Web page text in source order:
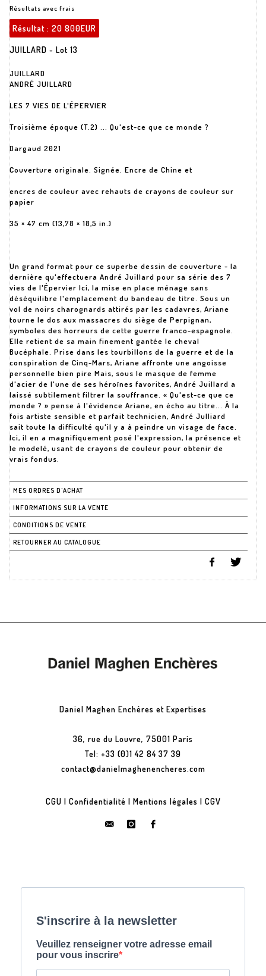
Résultats avec frais
Résultat : 20 800EUR
JUILLARD - Lot 13
JUILLARD
ANDRÉ JUILLARD
LES 7 VIES DE L'ÉPERVIER
Troisième époque (T.2) ... Qu'est-ce que ce monde ?
Dargaud 2021
Couverture originale. Signée. Encre de Chine et
encres de couleur avec rehauts de crayons de couleur sur
papier
35 × 47 cm (13,78 × 18,5 in.)
Un grand format pour ce superbe dessin de couverture - la
dernière qu'effectuera André Juillard pour sa série des 7
vies de l'Épervier Ici, la mise en place ménage sans
déséquilibre l'emplacement du bandeau de titre. Sous un
vol de noirs charognards attirés par les cadavres, Ariane
tourne le dos aux massacres du siège de Perpignan,
symboles des horreurs de cette guerre franco-espagnole.
Elle retient de sa main finement gantée le cheval
Bucéphale. Prise dans les tourbillons de la guerre et de la
conspiration de Cinq-Mars, Ariane affronte une angoisse
personnelle bien pire Mais, sous le masque de femme
d'acier de l'une de ses héroïnes favorites, André Juillard a
laissé subtilement filtrer la souffrance. « Qu'est-ce que ce
monde ? » pense à l'évidence Ariane, en écho au titre... À la
fois artiste sensible et parfait technicien, André Julliard
sait toute la difficulté qu'il y a à peindre un visage de face.
Ici, il en a magnifiquement posé l'expression, la présence et
le modelé, usant de crayons de couleur pour obtenir de
vrais fondus.
MES ORDRES D'ACHAT
INFORMATIONS SUR LA VENTE
CONDITIONS DE VENTE
RETOURNER AU CATALOGUE
Daniel Maghen Enchères et Expertises
36, rue du Louvre, 75001 Paris
Tel: +33 (0)1 42 84 37 39
contact@danielmaghenencheres.com
CGU | Confidentialité | Mentions légales | CGV